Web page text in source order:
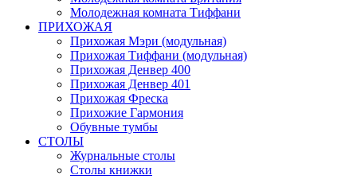
Молодежная комната Тиффани
ПРИХОЖАЯ
Прихожая Мэри (модульная)
Прихожая Тиффани (модульная)
Прихожая Денвер 400
Прихожая Денвер 401
Прихожая Фреска
Прихожие Гармония
Обувные тумбы
СТОЛЫ
Журнальные столы
Столы книжки